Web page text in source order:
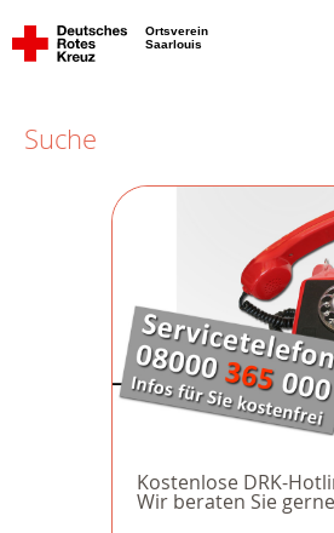
Ortsverein
Saarlouis
Suche
Kostenlose DRK-
Wir beraten Sie